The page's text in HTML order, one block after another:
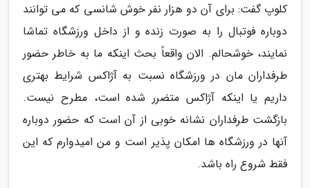
کلوپ گفت: برای آن دو هزار نفر خوش شانسی که می توانند
دوباره فوتبال را به صورت زنده و از داخل ورزشگاه تماشا
نمایند، خوشحالم. الان واقعاً بحث اینکه ما به خاطر حضور
طرفداران مان در ورزشگاه نسبت به آژاکس شرایط بهتری
داریم یا اینکه آژاکس متضرر شده است، مطرح نیست.
بازگشت طرفداران نشانه خوبی از آن است که حضور دوباره
آنها در ورزشگاه ها امکان پذیر است و من امیدوارم که این
فقط شروع راه باشد.